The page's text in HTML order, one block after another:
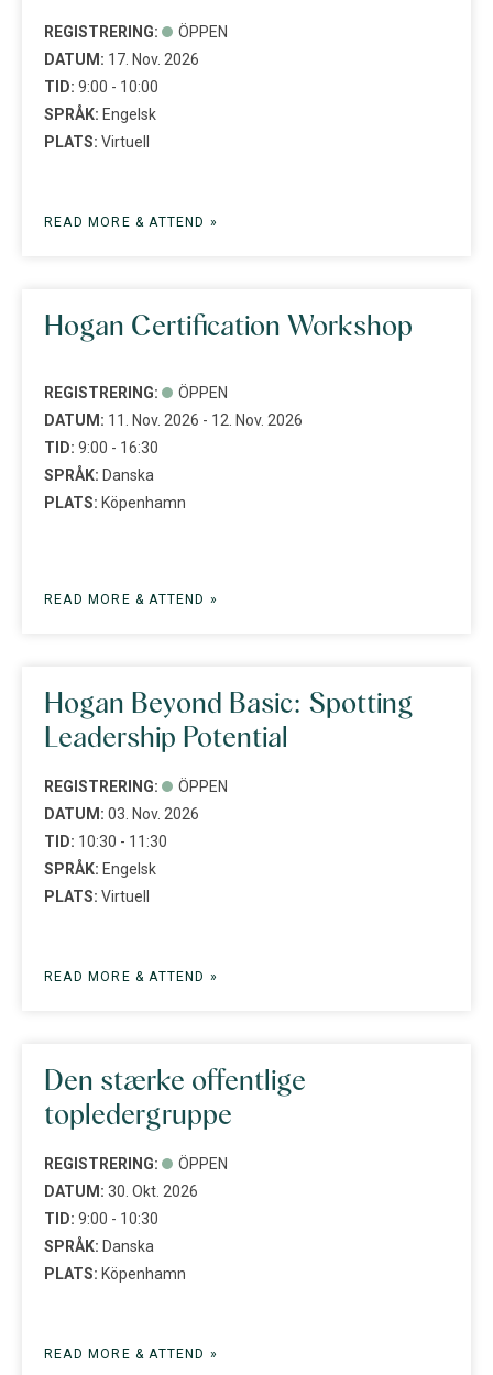
REGISTRERING:
ÖPPEN
DATUM: 17. Nov. 2026
TID: 9:00 - 10:00
SPRÅK: Engelsk
PLATS: Virtuell
READ MORE & ATTEND »
Hogan Certification Workshop
REGISTRERING:
ÖPPEN
DATUM: 11. Nov. 2026 - 12. Nov. 2026
TID: 9:00 - 16:30
SPRÅK: Danska
PLATS: Köpenhamn
READ MORE & ATTEND »
Hogan Beyond Basic: Spotting
Leadership Potential
REGISTRERING:
ÖPPEN
DATUM: 03. Nov. 2026
TID: 10:30 - 11:30
SPRÅK: Engelsk
PLATS: Virtuell
READ MORE & ATTEND »
Den stærke offentlige
topledergruppe
REGISTRERING:
ÖPPEN
DATUM: 30. Okt. 2026
TID: 9:00 - 10:30
SPRÅK: Danska
PLATS: Köpenhamn
READ MORE & ATTEND »